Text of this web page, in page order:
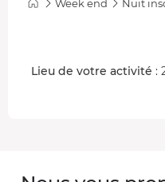
Week end Nuit
Lieu de votre activité :